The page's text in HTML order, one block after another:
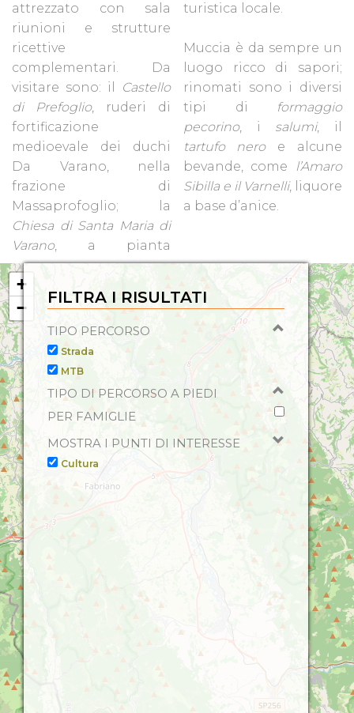
attrezzato con sala
riunioni e strutture
ricettive
complementari. Da
visitare sono: il
Castello
di Prefoglio, ruderi di
fortificazione
medioevale dei duchi
Da Varano, nella
frazione di
Massaprofoglio; la
Chiesa di Santa Maria di
Varano, a pianta
turistica locale.
Muccia è da sempre un
luogo ricco di sapori;
rinomati sono i diversi
tipi di
formaggio
pecorino, i salumi, il
tartufo neroe alcune
bevande, come l’Amaro
Sibilla e il Varnelli, liquore
a base d’anice.
+
−
FILTRA I RISULTATI
TIPO PERCORSO
Strada
MTB
TIPO DI PERCORSO A PIEDI
PER FAMIGLIE
MOSTRA I PUNTI DI INTERESSE
Cultura